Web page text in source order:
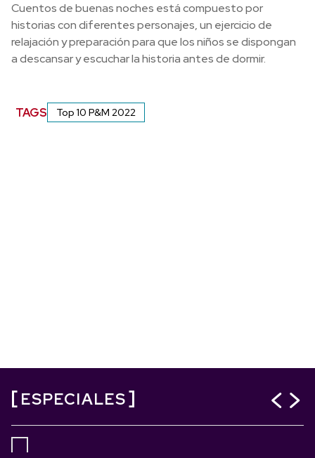
Cuentos de buenas noches está compuesto por
historias con diferentes personajes, un ejercicio de
relajación y preparación para que los niños se dispongan
a descansar y escuchar la historia antes de dormir.
TAGS Top 10 P&M 2022
ESPECIALES